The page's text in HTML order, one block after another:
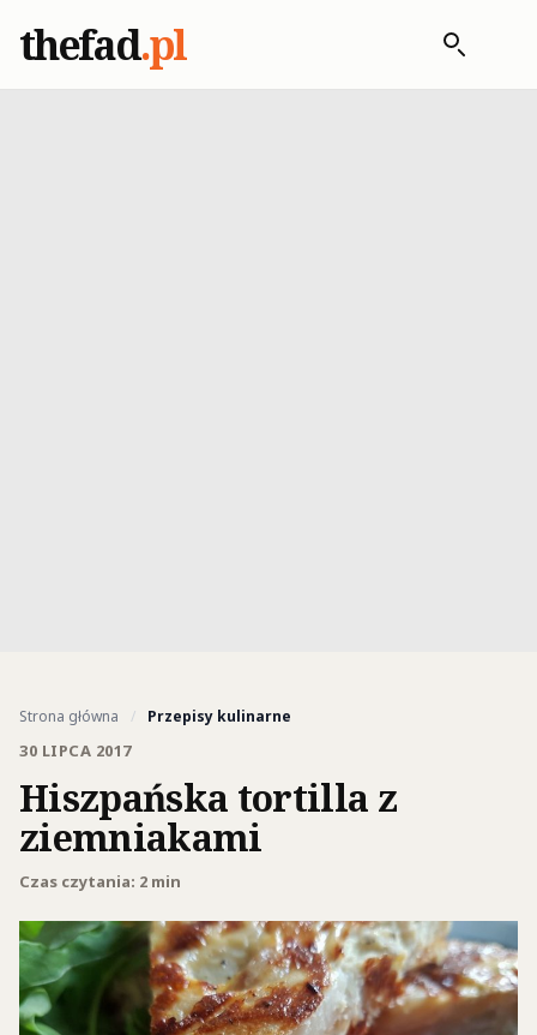
thefad.pl
Strona główna / Przepisy kulinarne
30 LIPCA 2017
Hiszpańska tortilla z
ziemniakami
Czas czytania: 2 min